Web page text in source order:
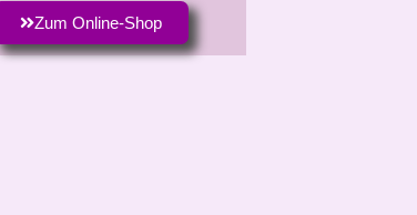
Zum Online-Shop